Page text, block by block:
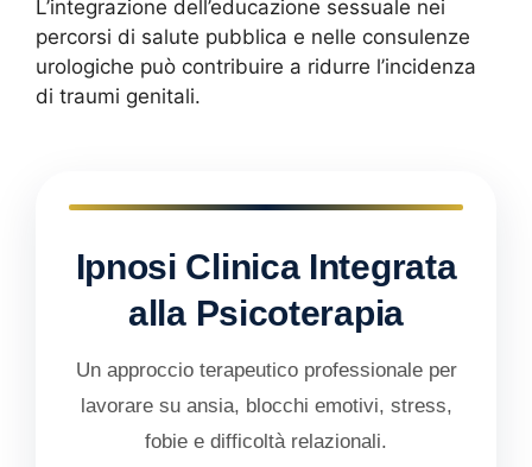
L’integrazione dell’educazione sessuale nei
percorsi di salute pubblica e nelle consulenze
urologiche può contribuire a ridurre l’incidenza
di traumi genitali.
Ipnosi Clinica Integrata
alla Psicoterapia
Un approccio terapeutico professionale per
lavorare su ansia, blocchi emotivi, stress,
fobie e difficoltà relazionali.